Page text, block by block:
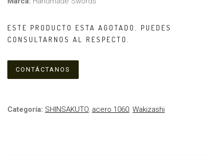
ESTE PRODUCTO ESTA AGOTADO. PUEDES
CONSULTARNOS AL RESPECTO.
CONTÁCTANOS
Categoría: SHINSAKUTO, acero 1060, Wakizashi